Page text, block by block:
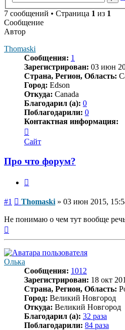
7 сообщений • Страница 1 из 1
Сообщение
Автор
Thomaski
Сообщения: 1
Зарегистрирован: 03 июн
Страна, Регион, Область:
Город: Edson
Откуда: Canada
Благодарил (а): 0
Поблагодарили: 0
Контактная информация:
информация
пользователя
Thomaski
Сайт
Про что форум?
#1 Сообщение
Thomaski » 03 июн 2015,
Не понимаю о чем тут вообще
Олька
Сообщения: 1012
Зарегистрирован: 18 окт
Страна, Регион, Область:
Город: Великий Новгород
Откуда: Великий Новгород
Благодарил (а): 32 раза
Поблагодарили: 84 раза